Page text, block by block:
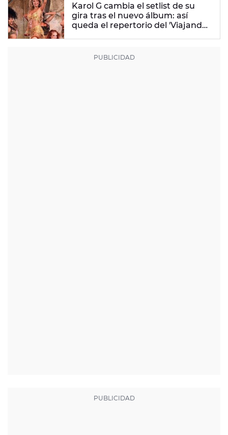
Karol G cambia el setlist de su
gira tras el nuevo álbum: así
queda el repertorio del 'Viajando